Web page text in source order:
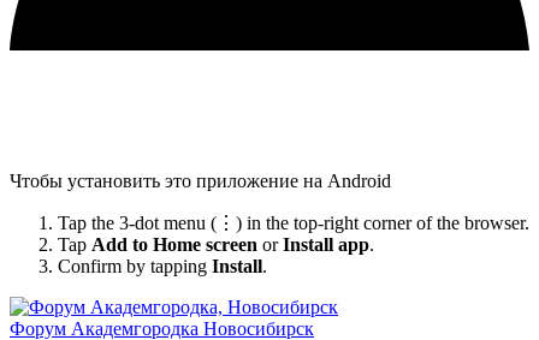
Чтобы установить это приложение на Android
Tap the 3-dot menu (⋮) in the top-right corner of the browser.
Tap Add to Home screen orInstall app.
Confirm by tapping Install.
Форум Академгородка Новосибирск